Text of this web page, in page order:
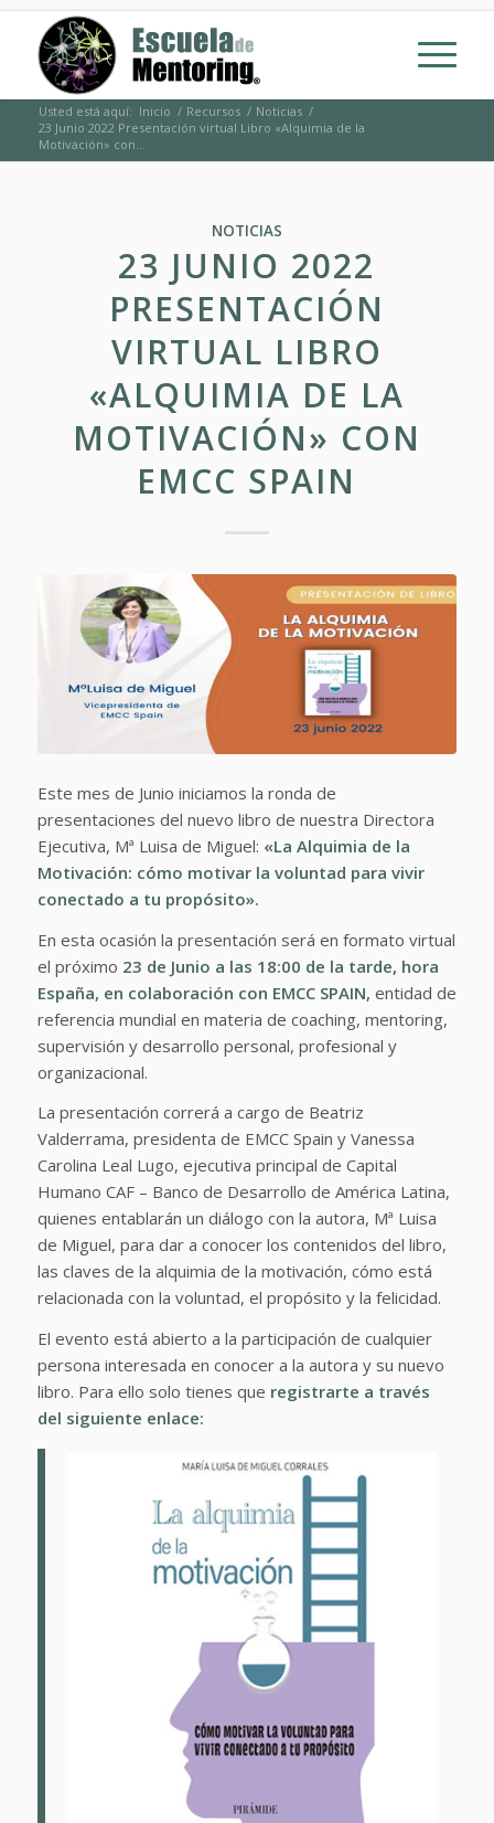
Usted está aquí: Inicio / Recursos / Noticias /
23 Junio 2022 Presentación virtual Libro «Alquimia de la
Motivación» con...
NOTICIAS
23 JUNIO 2022
PRESENTACIÓN
VIRTUAL LIBRO
«ALQUIMIA DE LA
MOTIVACIÓN» CON
EMCC SPAIN
Este mes de Junio iniciamos la ronda de
presentaciones del nuevo libro de nuestra Directora
Ejecutiva, Mª Luisa de Miguel: «La Alquimia de la
Motivación: cómo motivar la voluntad para vivir
conectado a tu propósito».
En esta ocasión la presentación será en formato virtual
el próximo 23 de Junio a las 18:00 de la tarde, hora
España, en colaboración con EMCC SPAIN, entidad de
referencia mundial en materia de coaching, mentoring,
supervisión y desarrollo personal, profesional y
organizacional.
La presentación correrá a cargo de Beatriz
Valderrama, presidenta de EMCC Spain y Vanessa
Carolina Leal Lugo, ejecutiva principal de Capital
Humano CAF – Banco de Desarrollo de América Latina,
quienes entablarán un diálogo con la autora, Mª Luisa
de Miguel, para dar a conocer los contenidos del libro,
las claves de la alquimia de la motivación, cómo está
relacionada con la voluntad, el propósito y la felicidad.
El evento está abierto a la participación de cualquier
persona interesada en conocer a la autora y su nuevo
libro. Para ello solo tienes que registrarte a través
del siguiente enlace: